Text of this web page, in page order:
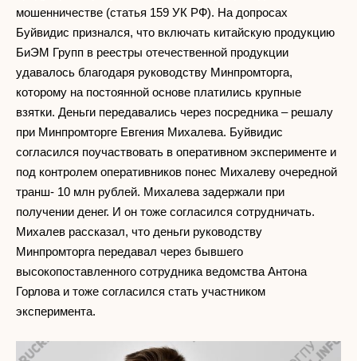
мошенничестве (статья 159 УК РФ). На допросах
Буйвидис признался, что включать китайскую продукцию
БиЭМ Групп в реестры отечественной продукции
удавалось благодаря руководству Минпромторга,
которому на постоянной основе платились крупные
взятки. Деньги передавались через посредника – решалу
при Минпромторге Евгения Михалева. Буйвидис
согласился поучаствовать в оперативном эксперименте и
под контролем оперативников понес Михалеву очередной
транш- 10 млн рублей. Михалева задержали при
получении денег. И он тоже согласился сотрудничать.
Михалев рассказал, что деньги руководству
Минпромторга передавал через бывшего
высокопоставленного сотрудника ведомства Антона
Горлова и тоже согласился стать участником
эксперимента.